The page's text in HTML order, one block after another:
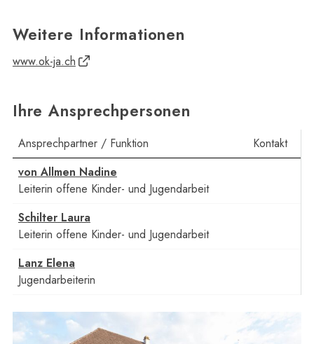
Weitere Informationen
www.ok-ja.ch
Ihre Ansprechpersonen
Ansprechpartner / Funktion
Kontakt
von Allmen NadineFunktion
Leiterin offene Kinder- und Jugendarbeit
SchilterLauraFunktion
Leiterin offene Kinder- und Jugendarbeit
LanzElenaFunktion
Jugendarbeiterin